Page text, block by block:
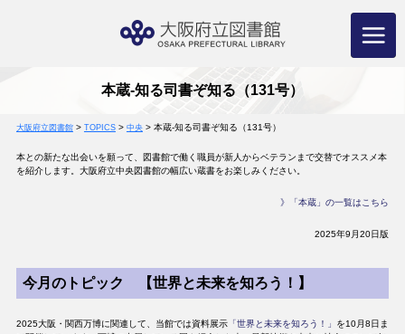
本蔵-知る司書ぞ知る（131号）
大阪府立図書館> TOPICS> 中央> 本蔵-知る司書ぞ知る（131号）
本との新たな出会いを願って、図書館で働く職員が新人からベテランまで交替でオススメ本
を紹介します。大阪府立中央図書館の幅広い蔵書をお楽しみください。
》「本蔵」の一覧はこちら
2025年9月20日版
今月のトピック 【世界と未来を知ろう！】
2025大阪・関西万博に関連して、当館では資料展示「世界と未来を知ろう！」 を10月8日ま